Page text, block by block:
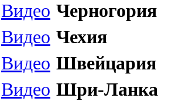
Видео Черногория
Видео Чехия
Видео Швейцария
Видео Шри-Ланка